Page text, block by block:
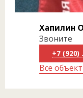
Хапилин
Звоните
+7 (920)
Все